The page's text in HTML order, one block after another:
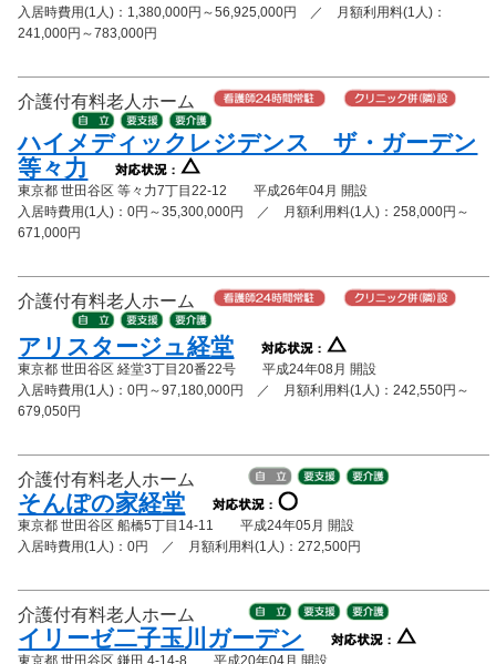
入居時費用(1人)：1,380,000円～56,925,000円 ／ 月額利用料(1人)：
241,000円～783,000円
介護付有料老人ホーム
ハイメディックレジデンス ザ・ガーデン
等々力
東京都 世田谷区 等々力7丁目22-12 平成26年04月 開設
入居時費用(1人)：0円～35,300,000円 ／ 月額利用料(1人)：258,000円～
671,000円
介護付有料老人ホーム
アリスタージュ経堂
東京都 世田谷区 経堂3丁目20番22号 平成24年08月 開設
入居時費用(1人)：0円～97,180,000円 ／ 月額利用料(1人)：242,550円～
679,050円
介護付有料老人ホーム
そんぽの家経堂
東京都 世田谷区 船橋5丁目14-11 平成24年05月 開設
入居時費用(1人)：0円 ／ 月額利用料(1人)：272,500円
介護付有料老人ホーム
イリーゼ二子玉川ガーデン
東京都 世田谷区 鎌田 4-14-8 平成20年04月 開設